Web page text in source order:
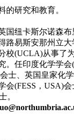
的研究和教育。
国纽卡斯尔诺森
路易斯安那州立大
校(UCLA)从事了
。任印度化学学会
士、英国皇家化
会(FESS，USA)
。